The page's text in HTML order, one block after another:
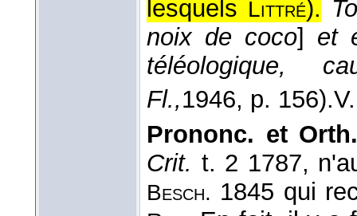
lesquels Littré).
noix de coco] et
téléologique,
Fl.,1946, p. 156).
Prononc. et
Crit. t. 2 1787,
Besch. 1845 qui